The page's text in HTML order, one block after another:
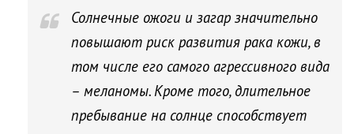
Солнечные ожоги и загар значительно
повышают риск развития рака кожи, в
том числе его самого агрессивного вида
– меланомы. Кроме того, длительное
пребывание на солнце способствует